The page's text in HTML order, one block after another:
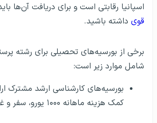
اسپانیا رقابتی است و برای دریافت آن‌ها
قوی داشته باشید.
برخی از بورسیه‌های تحصیلی برای رشته
شامل موارد زیر است:
بورسیه‌های کارشناسی ارشد مشترک
کمک هزینه ماهانه ۱۰۰۰ یورو، سفر و غیره